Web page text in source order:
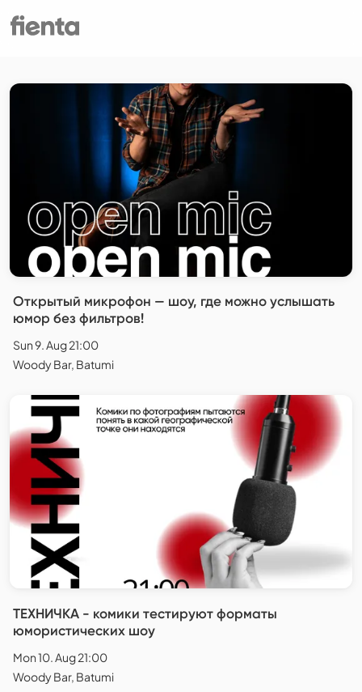
Открытый микрофон — шоу, где можно услышать
юмор без фильтров!
Sun 9. Aug 21:00
Woody Bar, Batumi
ТЕХНИЧКА - комики тестируют форматы
юмористических шоу
Mon 10. Aug 21:00
Woody Bar, Batumi